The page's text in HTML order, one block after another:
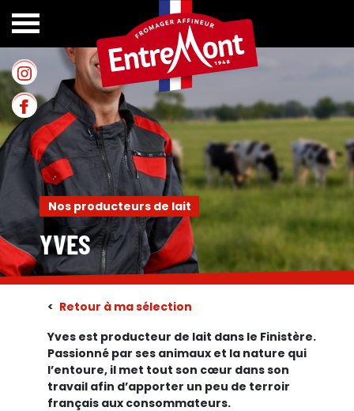
Accueil Nos producteurs de lait
Nos producteurs de lait
YVES
< Retour à ma sélection
Yves est producteur de lait dans le Finistère.
Passionné par ses animaux et la nature qui
l’entoure, il met tout son cœur dans son
travail afin d’apporter un peu de terroir
français aux consommateurs.